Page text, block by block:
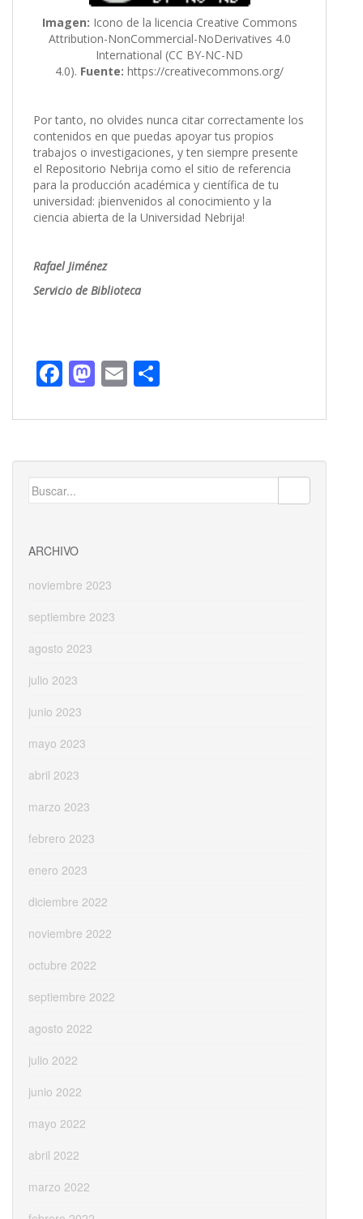
Imagen: Icono de la licencia Creative Commons
Attribution-NonCommercial-NoDerivatives 4.0
International (CC BY-NC-ND
4.0). Fuente: https://creativecommons.org/
Por tanto, no olvides nunca citar correctamente los
contenidos en que puedas apoyar tus propios
trabajos o investigaciones, y ten siempre presente
el Repositorio Nebrija como el sitio de referencia
para la producción académica y científica de tu
universidad: ¡bienvenidos al conocimiento y la
ciencia abierta de la Universidad Nebrija!
Rafael Jiménez
Servicio de Biblioteca
F
e
b
o
M
to
d
E
ai
l
m
p
Buscar:
ARCHIVO
noviembre 2023
septiembre 2023
agosto 2023
julio 2023
junio 2023
mayo 2023
abril 2023
marzo 2023
febrero 2023
enero 2023
diciembre 2022
noviembre 2022
octubre 2022
septiembre 2022
agosto 2022
julio 2022
junio 2022
mayo 2022
abril 2022
marzo 2022